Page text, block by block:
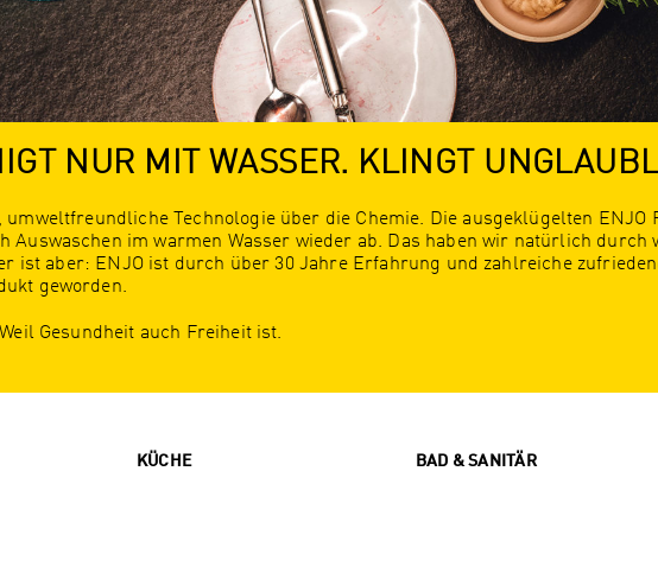
NUR MIT WASSER. KLINGT
umweltfreundliche Technologie über die Chemie. Die ausgeklügelten ENJO
Auswaschen im warmen Wasser wieder ab. Das haben wir natürlich durch
ist aber: ENJO ist durch über 30 Jahre Erfahrung und zahlreiche
geworden.
Gesundheit auch Freiheit ist.
KÜCHE BAD & SANITÄR